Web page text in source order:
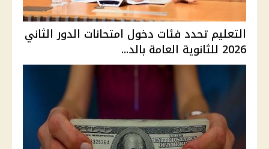
التعليم تحدد فئات دخول امتحانات الدور الثاني
2026 للثانوية العامة بالد...